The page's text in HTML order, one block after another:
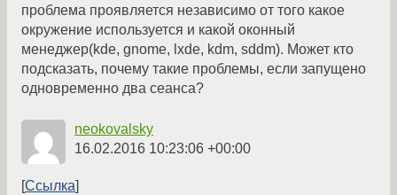
проблема проявляется независимо от того какое
окружение используется и какой оконный
менеджер(kde, gnome, lxde, kdm, sddm). Может кто
подсказать, почему такие проблемы, если запущено
одновременно два сеанса?
neokovalsky
16.02.2016 10:23:06 +00:00
Ссылка